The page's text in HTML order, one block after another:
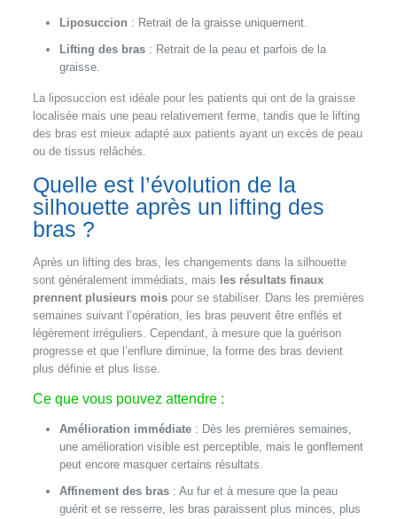
Liposuccion : Retrait de la graisse uniquement.
Lifting des bras: Retrait de la peau et parfois de la
graisse.
La liposuccion est idéale pour les patients qui ont de la graisse
localisée mais une peau relativement ferme, tandis que le lifting
des bras est mieux adapté aux patients ayant un excès de peau
ou de tissus relâchés.
Quelle est l’évolution de la
silhouette après un lifting des
bras ?
Après un lifting des bras, les changements dans la silhouette
sont généralement immédiats, mais les résultats finaux
prennent plusieurs moispour se stabiliser. Dans les premières
semaines suivant l’opération, les bras peuvent être enflés et
légèrement irréguliers. Cependant, à mesure que la guérison
progresse et que l’enflure diminue, la forme des bras devient
plus définie et plus lisse.
Ce que vous pouvez attendre :
Amélioration immédiate: Dès les premières semaines,
une amélioration visible est perceptible, mais le gonflement
peut encore masquer certains résultats.
Affinement des bras: Au fur et à mesure que la peau
guérit et se resserre, les bras paraissent plus minces, plus